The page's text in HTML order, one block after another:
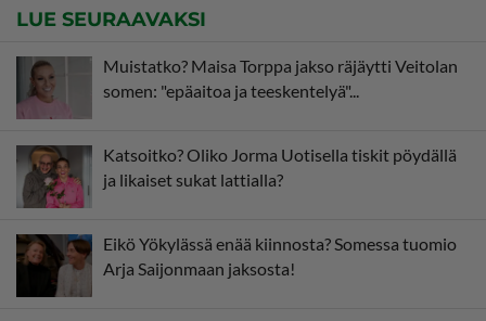
LUE SEURAAVAKSI
Muistatko? Maisa Torppa jakso räjäytti Veitolan
somen: "epäaitoa ja teeskentelyä"...
Katsoitko? Oliko Jorma Uotisella tiskit pöydällä
ja likaiset sukat lattialla?
Eikö Yökylässä enää kiinnosta? Somessa tuomio
Arja Saijonmaan jaksosta!